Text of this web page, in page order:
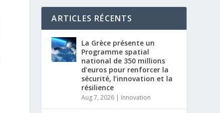
ARTICLES RÉCENTS
La Grèce présente un
Programme spatial
national de 350 millions
d’euros pour renforcer la
sécurité, l’innovation et la
résilience
Aug 7, 2026 | Innovation